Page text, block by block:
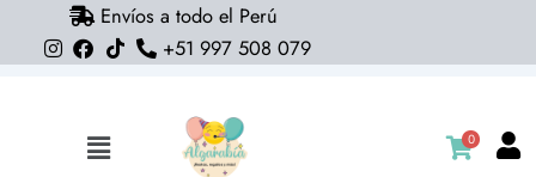
Envíos a todo el Perú
+51 997 508 079
Flyout
0